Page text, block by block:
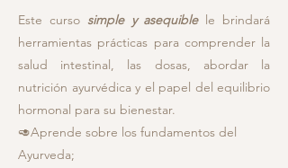
Este curso simple y asequiblele brindará
herramientas prácticas para comprender la
salud intestinal, las dosas, abordar la
nutrición ayurvédica y el papel del equilibrio
hormonal para su bienestar.
🥑Aprende sobre los fundamentos del
Ayurveda;